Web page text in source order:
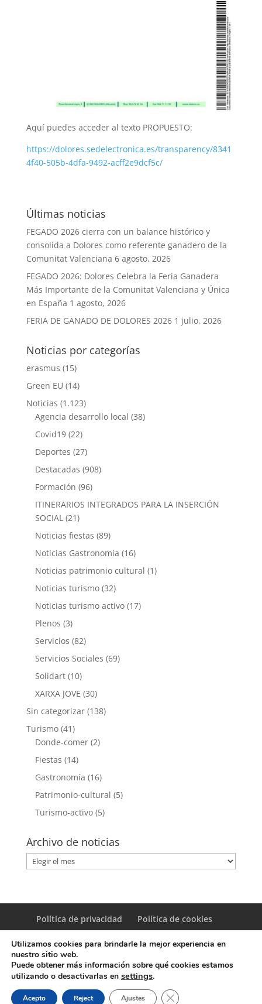
Aquí puedes acceder al texto PROPUESTO:
https://dolores.sedelectronica.es/transparency/8341
4f40-505b-4dfa-9492-acff2e9dcf5c/
Últimas noticias
FEGADO 2026 cierra con un balance histórico y
consolida a Dolores como referente ganadero de la
Comunitat Valenciana 6 agosto, 2026
FEGADO 2026: Dolores Celebra la Feria Ganadera
Más Importante de la Comunitat Valenciana y Única
en España 1 agosto, 2026
FERIA DE GANADO DE DOLORES 2026 1 julio, 2026
Noticias por categorías
erasmus (15)
Green EU (14)
Noticias (1.123)
Agencia desarrollo local (38)
Covid19(22)
Deportes (27)
Destacadas (908)
Formación (96)
ITINERARIOS INTEGRADOS PARA LA INSERCIÓN
SOCIAL(21)
Noticias fiestas (89)
Noticias Gastronomía (16)
Noticias patrimonio cultural (1)
Noticias turismo(32)
Noticias turismo activo(17)
Plenos (3)
Servicios (82)
Servicios Sociales (69)
Solidart(10)
XARXA JOVE (30)
Sin categorizar(138)
Turismo(41)
Donde-comer(2)
Fiestas (14)
Gastronomía (16)
Patrimonio-cultural (5)
Turismo-activo(5)
Archivo de noticias
Archivo
de
Política de privacidad Política de cookies
© Copyright Servicio de Informática y Telecomunicaciones.
Diputacion Provincial Alicante
Utilizamos cookies para brindarle la mejor experiencia en
nuestro sitio web.
Puede obtener más información sobre qué cookies estamos
utilizando o desactivarlas en settings.
Acepto Reject Ajustes Cerrar el banner de